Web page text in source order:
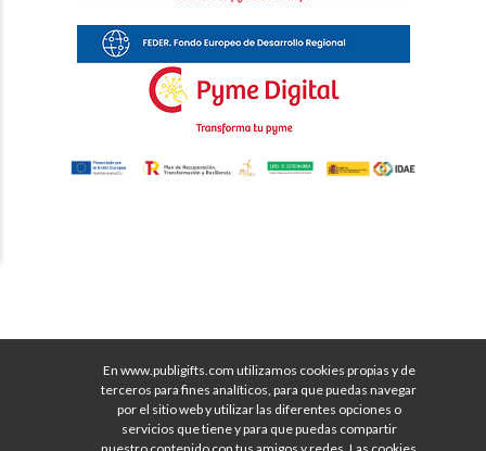
En www.publigifts.com utilizamos cookies propias y de
terceros para fines analíticos, para que puedas navegar
por el sitio web y utilizar las diferentes opciones o
servicios que tiene y para que puedas compartir